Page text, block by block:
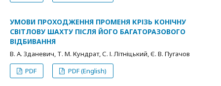
УМОВИ ПРОХОДЖЕННЯ ПРОМЕНЯ КРІЗЬ КОНІЧНУ
СВІТЛОВУ ШАХТУ ПІСЛЯ ЙОГО БАГАТОРАЗОВОГО
ВІДБИВАННЯ
В. А. Зданевич, Т. М. Кундрат, С. І. Літніцький, Є. В. Пугачов
PDF
PDF (English)